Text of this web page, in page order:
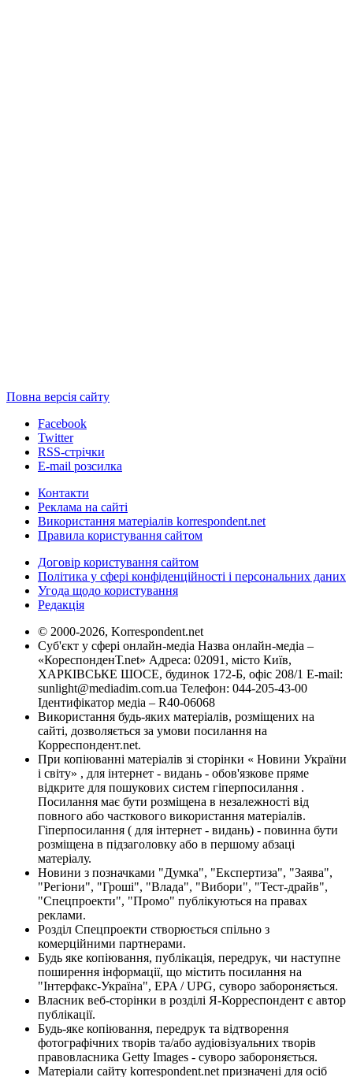
Повна версія сайту
Facebook
Twitter
RSS-стрічки
E-mail розсилка
Контакти
Реклама на сайті
Використання матеріалів korrespondent.net
Правила користування сайтом
Договір користування сайтом
Політика у сфері конфіденційності і персональних даних
Угода щодо користування
Редакція
© 2000-2026, Korrespondent.net
Суб'єкт у сфері онлайн-медіа Назва онлайн-медіа –
«КореспонденТ.net» Адреса: 02091, місто Київ,
ХАРКІВСЬКЕ ШОСЕ, будинок 172-Б, офіс 208/1 E-mail:
sunlight@mediadim.com.ua Телефон: 044-205-43-00
Ідентифікатор медіа – R40-06068
Використання будь-яких матеріалів, розміщених на
сайті, дозволяється за умови посилання на
Корреспондент.net.
При копіюванні матеріалів зі сторінки « Новини України
і світу» , для інтернет - видань - обов'язкове пряме
відкрите для пошукових систем гіперпосилання .
Посилання має бути розміщена в незалежності від
повного або часткового використання матеріалів.
Гіперпосилання ( для інтернет - видань) - повинна бути
розміщена в підзаголовку або в першому абзаці
матеріалу.
Новини з позначками "Думка", "Експертиза", "Заява",
"Регіони", "Гроші", "Влада", "Вибори", "Тест-драйв",
"Спецпроекти", "Промо" публікуються на правах
реклами.
Розділ Спецпроекти створюється спільно з
комерційними партнерами.
Будь яке копіювання, публікація, передрук, чи наступне
поширення інформації, що містить посилання на
"Інтерфакс-Україна", EPA / UPG, суворо забороняється.
Власник веб-сторінки в розділі Я-Корреспондент є автор
публікації.
Будь-яке копіювання, передрук та відтворення
фотографічних творів та/або аудіовізуальних творів
правовласника Getty Images - суворо забороняється.
Матеріали сайту korrespondent.net призначені для осіб